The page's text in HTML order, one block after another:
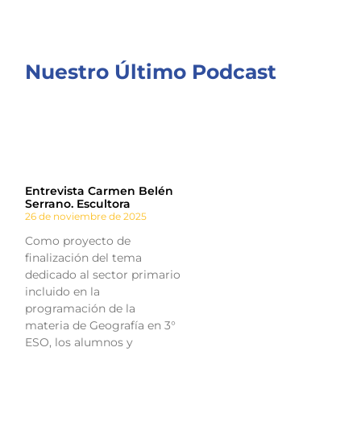
Nuestro Último Podcast
Entrevista Carmen Belén
Serrano. Escultora
26 de noviembre de 2025
Como proyecto de
finalización del tema
dedicado al sector primario
incluido en la
programación de la
materia de Geografía en 3°
ESO, los alumnos y